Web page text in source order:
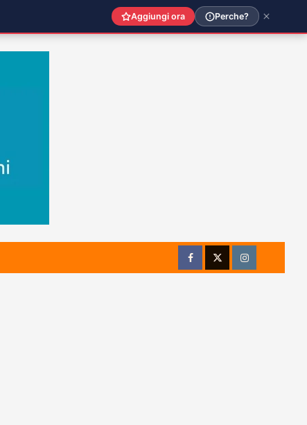
FacebookTwitterInstagram
Aggiungi ora Perche?